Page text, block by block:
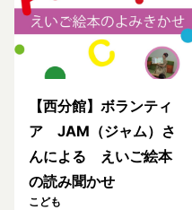
【西分館】ボランティ
ア JAM（ジャム）さ
んによる えいご絵本
の読み聞かせ
こども